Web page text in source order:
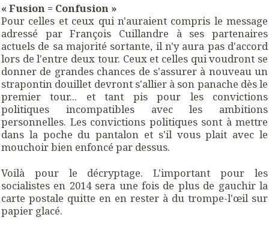
« Fusion = Confusion »
Pour celles et ceux qui n'auraient compris le message
adressé par François Cuillandre à ses partenaires
actuels de sa majorité sortante, il n'y aura pas d'accord
lors de l'entre deux tour. Ceux et celles qui voudront se
donner de grandes chances de s'assurer à nouveau un
strapontin douillet devront s'allier à son panache dès le
premier tour... et tant pis pour les convictions
politiques incompatibles avec les ambitions
personnelles. Les convictions politiques sont à mettre
dans la poche du pantalon et s'il vous plait avec le
mouchoir bien enfoncé par dessus.
Voilà pour le décryptage. L'important pour les
socialistes en 2014 sera une fois de plus de gauchir la
carte postale quitte en en rester à du trompe-l'œil sur
papier glacé.